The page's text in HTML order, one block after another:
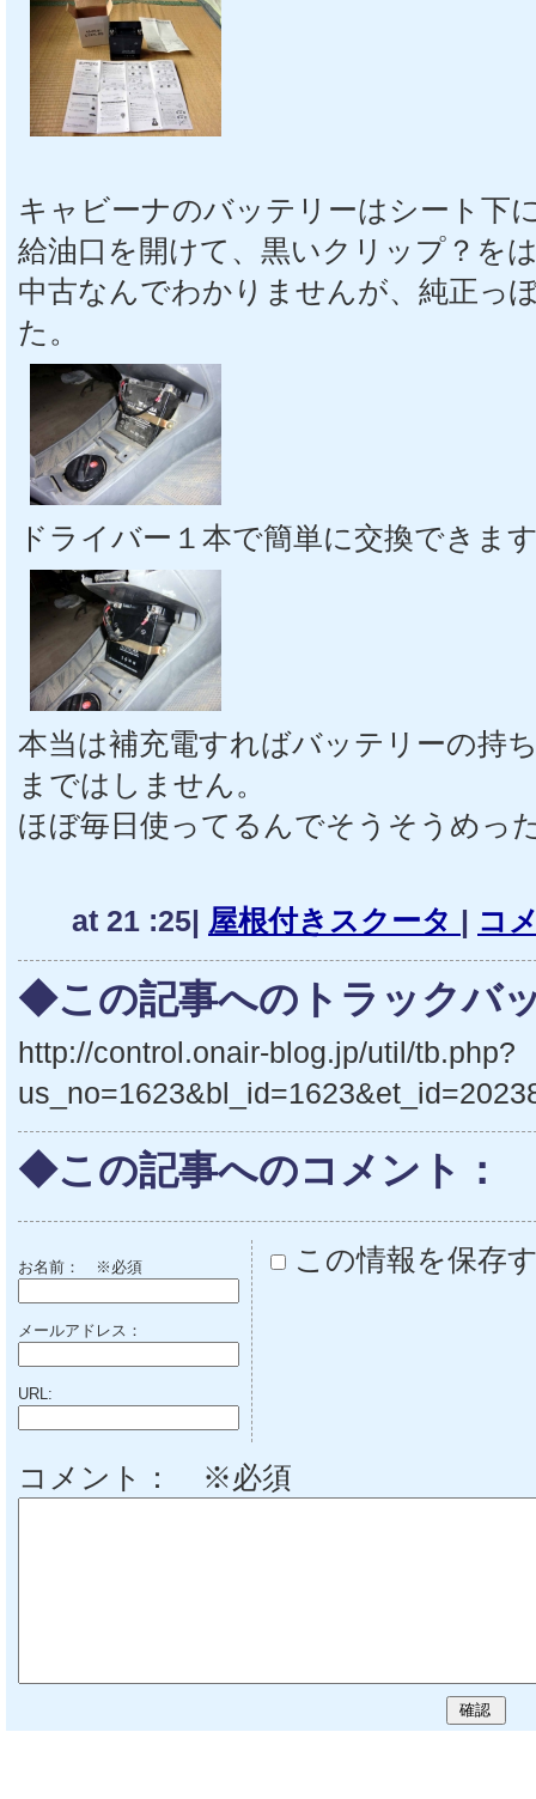
キャビーナのバッテリーはシート下
給油口を開けて、黒いクリップ？を
中古なんでわかりませんが、純正っ
た。
ドライバー１本で簡単に交換できま
本当は補充電すればバッテリーの持
まではしません。
ほぼ毎日使ってるんでそうそうめっ
at 21 :25| 屋根付きスクータ | コ
◆この記事へのトラックバ
http://control.onair-blog.jp/util/tb.php?
◆この記事へのコメント：
お名前： ※必須
メールアドレス：
URL:
この情報を保存
コメント： ※必須